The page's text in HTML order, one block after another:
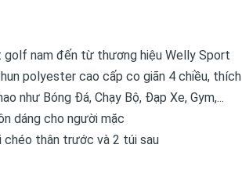
golf nam đến từ thương hiệu Welly Sport
polyester cao cấp co giãn 4 chiều, thích
như Bóng Đá, Chạy Bộ, Đạp Xe, Gym,...
dáng cho người mặc
thân trước và 2 túi sau